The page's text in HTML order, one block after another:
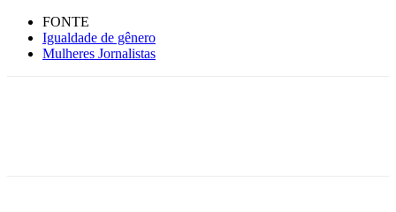
FONTE
Igualdade de gênero
Mulheres Jornalistas